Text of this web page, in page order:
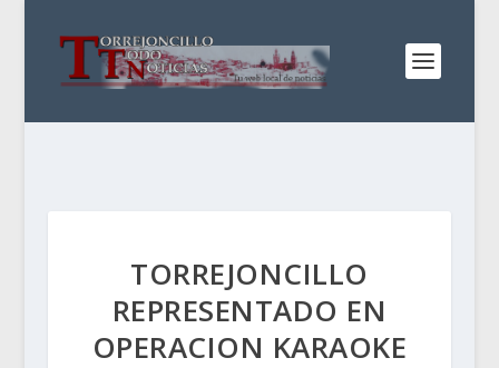
TORREJONCILLO
REPRESENTADO EN
OPERACION KARAOKE